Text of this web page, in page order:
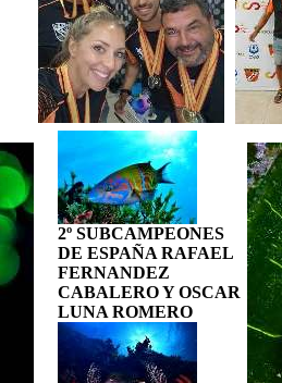
2º SUBCAMPEONES
DE ESPAÑA RAFAEL
FERNANDEZ
CABALERO Y OSCAR
LUNA ROMERO